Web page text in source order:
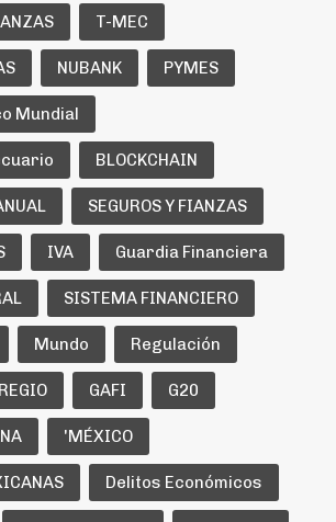
T-MEC
NUBANK PYMES
Mundial
BLOCKCHAIN
SEGUROS Y FIANZAS
IVA Guardia Financiera
SISTEMA FINANCIERO
Mundo Regulación
GAFI G20
'MÉXICO
Delitos Económicos